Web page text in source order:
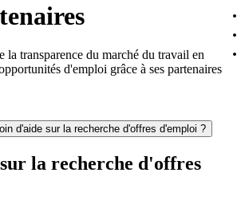
la transparence du marché du travail en
d'emploi grâce à ses partenaires
d'aide sur la recherche d'offres d'emploi ?
la recherche d'offres